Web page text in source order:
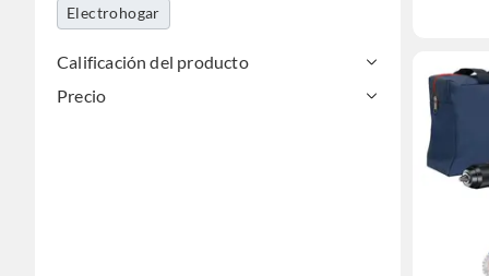
Electrohogar
Calificación del producto
Precio